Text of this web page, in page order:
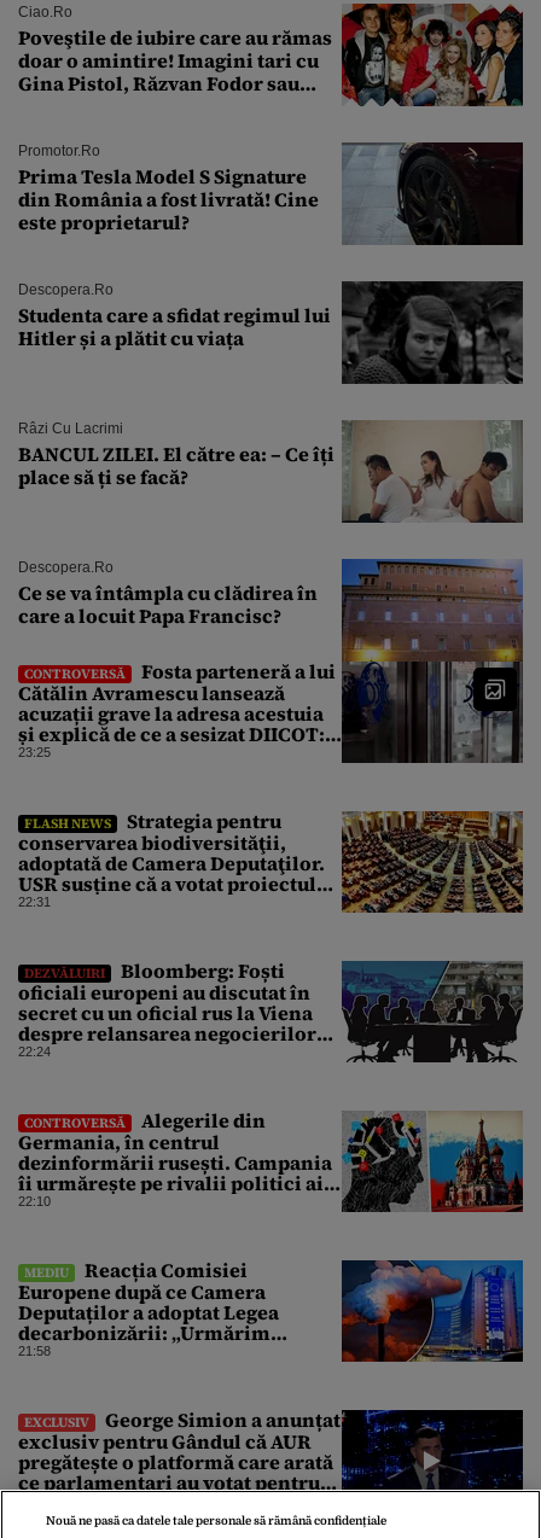
Ciao.ro
Poveştile de iubire care au rămas
doar o amintire! Imagini tari cu
Gina Pistol, Răzvan Fodor sau
Promotor.ro
Prima Tesla Model S Signature
din România a fost livrată! Cine
este proprietarul?
Descopera.ro
Studenta care a sfidat regimul lui
Hitler și a plătit cu viața
Râzi Cu Lacrimi
BANCUL ZILEI. El către ea: – Ce îți
place să ți se facă?
Descopera.ro
Ce se va întâmpla cu clădirea în
care a locuit Papa Francisc?
CONTROVERSĂ
Fosta parteneră a lui
Cătălin Avramescu lansează
acuzații grave la adresa acestuia
și explică de ce a sesizat DIICOT:
„Făcea baie complet dezbrăcat cu
23:25
FLASH NEWS
Strategia pentru
conservarea biodiversităţii,
adoptată de Camera Deputaţilor.
USR susține că a votat proiectul
cu amendamentele PSD pentru a
22:31
DEZVĂLUIRI
Bloomberg: Foști
oficiali europeni au discutat în
secret cu un oficial rus la Viena
despre relansarea negocierilor
de pace dintre Ucraina și Rusia
22:24
CONTROVERSĂ
Alegerile din
Germania, în centrul
dezinformării rusești. Campania
îi urmărește pe rivalii politici ai
partidului de extremă dreapta
22:10
MEDIU
Reacția Comisiei
Europene după ce Camera
Deputaților a adoptat Legea
decarbonizării: „Urmărim
evoluția”
21:58
EXCLUSIV
George Simion a anunțat
exclusiv pentru Gândul că AUR
pregătește o platformă care arată
ce parlamentari au votat pentru
Nouă ne pasă ca datele tale personale să rămână confidențiale